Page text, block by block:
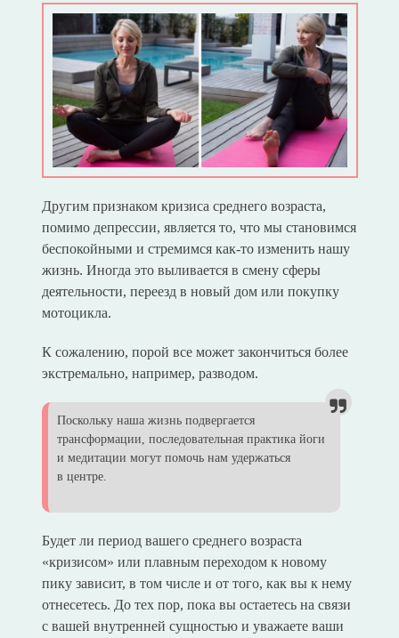
Другим признаком кризиса среднего возраста,
помимо депрессии, является то, что мы становимся
беспокойными и стремимся как-то изменить нашу
жизнь. Иногда это выливается в смену сферы
деятельности, переезд в новый дом или покупку
мотоцикла.
К сожалению, порой все может закончиться более
экстремально, например, разводом.
Поскольку наша жизнь подвергается
трансформации, последовательная практика йоги
и медитации могут помочь нам удержаться
в центре.
Будет ли период вашего среднего возраста
«кризисом» или плавным переходом к новому
пику зависит, в том числе и от того, как вы к нему
отнесетесь. До тех пор, пока вы остаетесь на связи
с вашей внутренней сущностью и уважаете ваши